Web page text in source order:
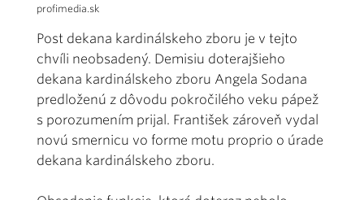
profimedia.sk
Post dekana kardinálskeho zboru je v tejto
chvíli neobsadený. Demisiu doterajšieho
dekana kardinálskeho zboru Angela Sodana
predloženú z dôvodu pokročilého veku pápež
s porozumením prijal. František zároveň vydal
novú smernicu vo forme motu proprio o úrade
dekana kardinálskeho zboru.